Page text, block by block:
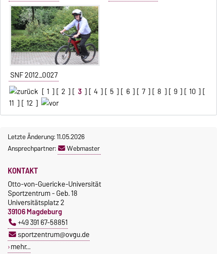
SNF 2012_0027
[ 1 ] [ 2 ] [ 3 ] [ 4 ] [ 5 ] [ 6 ] [ 7 ] [ 8 ] [ 9 ] [ 10 ] [
11 ] [ 12 ]
Letzte Änderung: 11.05.2026
Ansprechpartner:
Webmaster
KONTAKT
Otto-von-Guericke-Universität
Sportzentrum - Geb. 18
Universitätsplatz 2
39106 Magdeburg
+49 391 67-58851
sportzentrum@ovgu.de
mehr…